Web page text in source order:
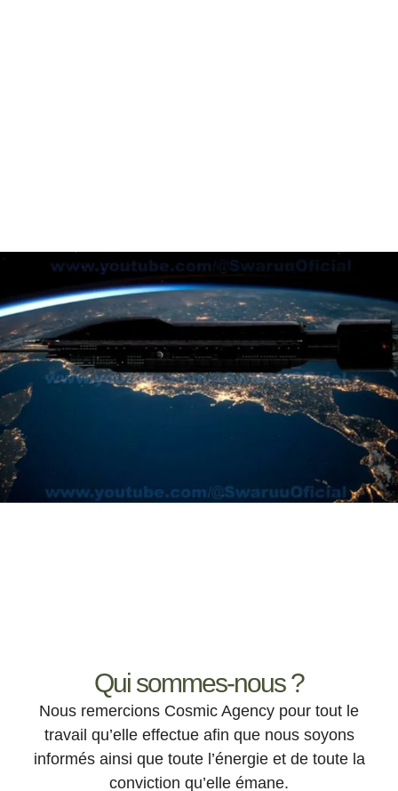
Qui sommes-nous ?
Nous remercions Cosmic Agency pour tout le
travail qu’elle effectue afin que nous soyons
informés ainsi que toute l’énergie et de toute la
conviction qu’elle émane.